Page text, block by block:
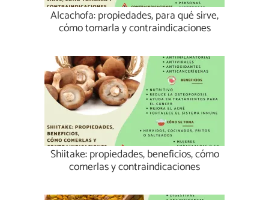
Alcachofa: propiedades, para qué sirve,
cómo tomarla y contraindicaciones
Shiitake: propiedades, beneficios, cómo
comerlas y contraindicaciones